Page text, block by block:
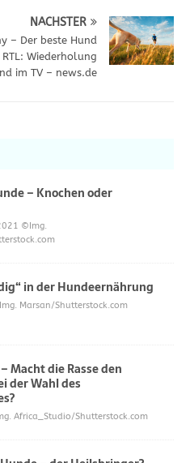
NÄCHSTER
– Der beste Hund
Wiederholung
im TV – news.de
– Knochen oder
©Img.
in der Hundeernährung
Marsan/Shutterstock.com
Macht die Rasse den
der Wahl des
Africa_Studio/Shutterstock.com